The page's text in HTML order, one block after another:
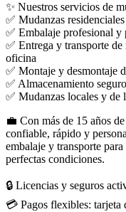
✨ Nuestros servicios de
✅ Mudanzas
✅ Embalaje profesional y
✅ Entrega y transporte
oficina
✅ Montaje y desmontaje
✅ Almacenamiento
✅ Mudanzas locales y de
💼 Con más de 15 años
confiable, rápido y
embalaje y transporte
perfectas condiciones.
🔒 Licencias y seguros
💳 Pagos flexibles: